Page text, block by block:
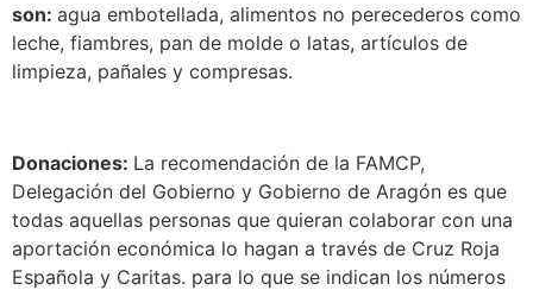
son: agua embotellada, alimentos no perecederos como
leche, fiambres, pan de molde o latas, artículos de
limpieza, pañales y compresas.
Donaciones: La recomendación de la FAMCP,
Delegación del Gobierno y Gobierno de Aragón es que
todas aquellas personas que quieran colaborar con una
aportación económica lo hagan a través de Cruz Roja
Española y Caritas. para lo que se indican los números